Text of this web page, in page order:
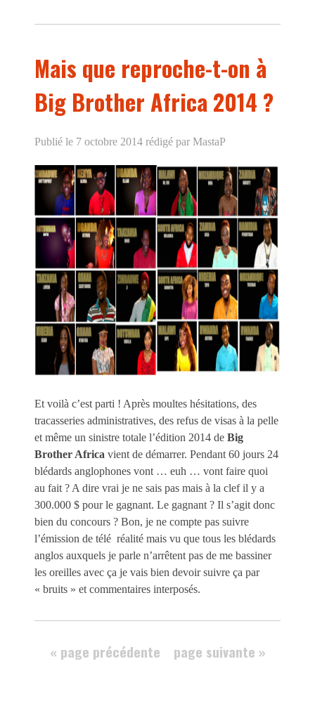
Mais que reproche-t-on à
Big Brother Africa 2014 ?
Publié le 7 octobre 2014 rédigé par MastaP
Et voilà c’est parti ! Après moultes hésitations, des
tracasseries administratives, des refus de visas à la pelle
et même un sinistre totale l’édition 2014 de Big
Brother Africa vient de démarrer. Pendant 60 jours 24
blédards anglophones vont … euh … vont faire quoi
au fait ? A dire vrai je ne sais pas mais à la clef il y a
300.000 $ pour le gagnant. Le gagnant ? Il s’agit donc
bien du concours ? Bon, je ne compte pas suivre
l’émission de télé réalité mais vu que tous les blédards
anglos auxquels je parle n’arrêtent pas de me bassiner
les oreilles avec ça je vais bien devoir suivre ça par
« bruits » et commentaires interposés.
« page précédente page suivante »